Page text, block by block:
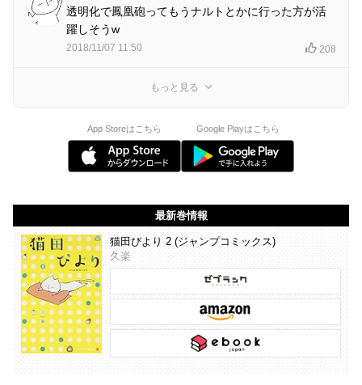
透明化で鳳凰砲ってもうナルトとかに行った方が活
躍しそうw
2018/11/07 11:50 208
もっと見る
App Storeはこちら Google Playはこちら
最新巻情報
猫田びより 2 (ジャンプコミックス)
久楽